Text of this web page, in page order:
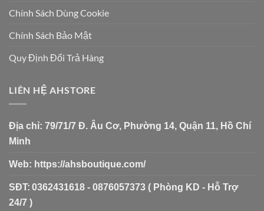
Chính Sách Dùng Cookie
Chính Sách Bảo Mật
Quy Định Đổi Trả Hàng
LIÊN HỆ AHSTORE
Địa chỉ: 79/71/7 Đ. Âu Cơ, Phường 14, Quận 11, Hồ Chí
Minh
Web: https://ahsboutique.com/
SĐT: 0362431618 - 0876057373 ( Phòng KD - Hỗ Trợ
24/7 )